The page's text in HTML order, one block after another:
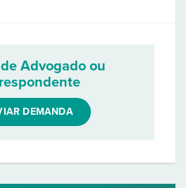
Advogado ou
DEMANDA